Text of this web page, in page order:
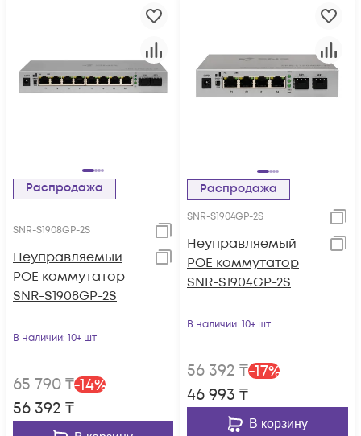
Распродажа
SNR-S1908GP-2S
Неуправляемый
POE коммутатор
SNR-S1908GP-2S
В наличии: 10+ шт
65 790₸-14%
56 392 ₸
Распродажа
SNR-S1904GP-2S
Неуправляемый
POE коммутатор
SNR-S1904GP-2S
В наличии: 10+ шт
56 392 ₸-17%
46 993 ₸
В корзину